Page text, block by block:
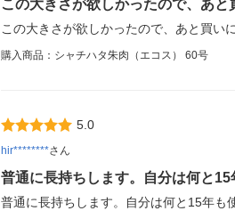
この大きさが欲しかったので、あ
この大きさが欲しかったので、あと買い
購入商品：シャチハタ朱肉（エコス） 60号
5.0
hir********さん
普通に長持ちします。自分は何と
普通に長持ちします。自分は何と15年も